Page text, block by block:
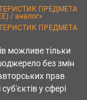
ПРЕДМЕТА
/ аналог»
ПРЕДМЕТА
можливе тільки
без змін
прав
у сфері